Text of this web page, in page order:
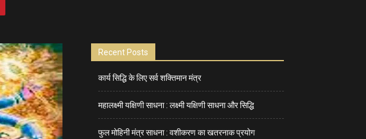
Recent Posts
कार्य सिद्धि के लिए सर्व शक्तिमान मंत्र
महालक्ष्मी यक्षिणी साधना : लक्ष्मी यक्षिणी साधना और सिद्धि
फुल मोहिनी मंत्र साधना : वशीकरण का खतरनाक प्रयोग